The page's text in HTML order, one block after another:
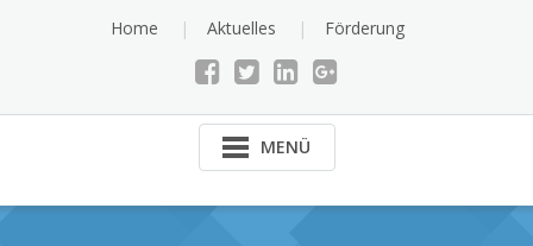
Home Aktuelles Förderung
MENÜ